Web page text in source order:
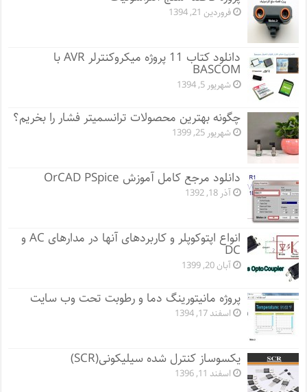
فروردین 21, 1394
دانلود کتاب 11 پروژه میکروکنترلر AVR با
BASCOM
شهریور 5, 1394
چگونه بهترین محصولات ترانسمیتر فشار را بخریم؟
شهریور 25, 1399
دانلود مرجع کامل آموزش OrCAD PSpice
آذر 18, 1392
انواع اپتوکوپلر و کاربردهای آنها در مدارهای AC و
DC
آبان 20, 1399
پروژه مانيتورينگ دما و رطوبت تحت وب سایت
اسفند 17, 1394
یکسوساز کنترل شده سیلیکونی(SCR)
اسفند 11, 1396